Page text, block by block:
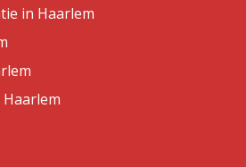
in Haarlem